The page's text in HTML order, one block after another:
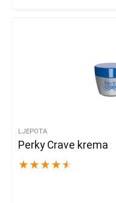
LJEPOTA
Perky Crave krema
★ ★ ★ ★ ★